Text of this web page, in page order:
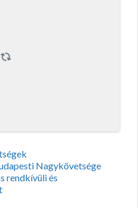
Nagykövetsége
rendkívüli és